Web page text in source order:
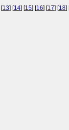
[13] [14] [15] [16] [17] [18]